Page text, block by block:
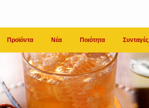
Προϊόντα Νέα Ποιότητα Συνταγές